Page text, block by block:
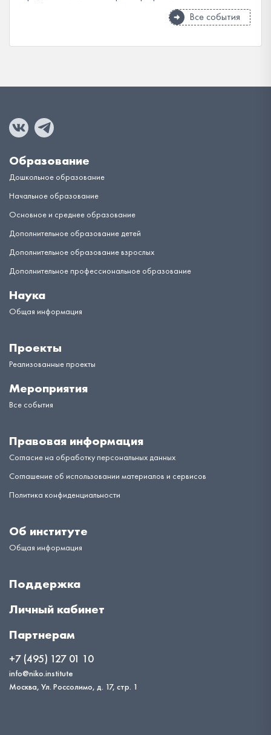
Все события
Образование
Дошкольное образование
Начальное образование
Основное и среднее образование
Дополнительное образование детей
Дополнительное образование взрослых
Дополнительное профессиональное образование
Наука
Общая информация
Проекты
Реализованные проекты
Мероприятия
Все события
Правовая информация
Согласие на обработку персональных данных
Соглашение об использовании материалов и сервисов
Политика конфиденциальности
Об институте
Общая информация
Поддержка
Личный кабинет
Партнерам
+7 (495) 127 01 10
info@niko.institute
Москва, Ул. Россолимо, д. 17, стр. 1